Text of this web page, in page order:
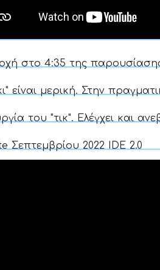
στο 4:35 της
είναι μερική. Στην
του "τικ". Ελέγχει και
Σεπτεμβρίου 2022 IDE 2.0